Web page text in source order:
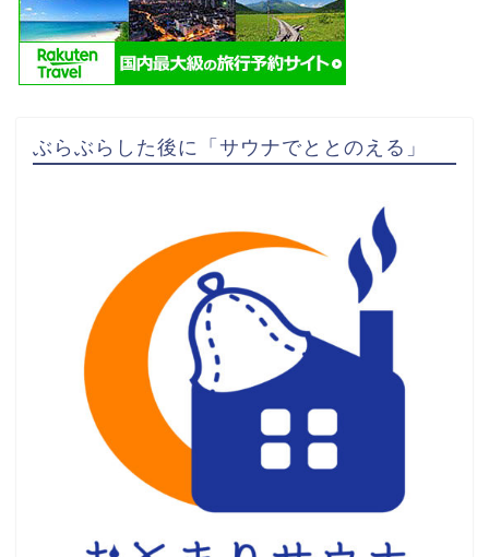
ぶらぶらした後に「サウナでととのえる」